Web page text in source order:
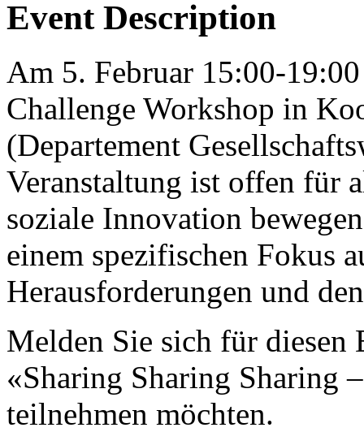
Event Description
Am 5. Februar 15:00-
Challenge Workshop in
(Departement
Veranstaltung ist offen für
soziale Innovation
einem spezifischen Fokus
Herausforderungen und
Melden Sie sich für diesen
«Sharing Sharing Sharing
teilnehmen möchten.